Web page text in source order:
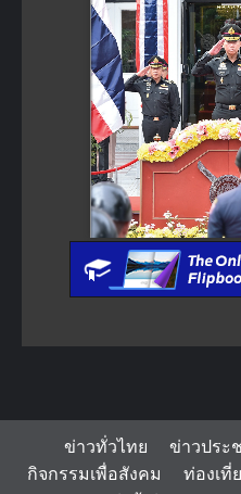
ข่าวทั่วไทย ข่าวประ
กิจกรรมเพื่อสังคม
ท่องเที่